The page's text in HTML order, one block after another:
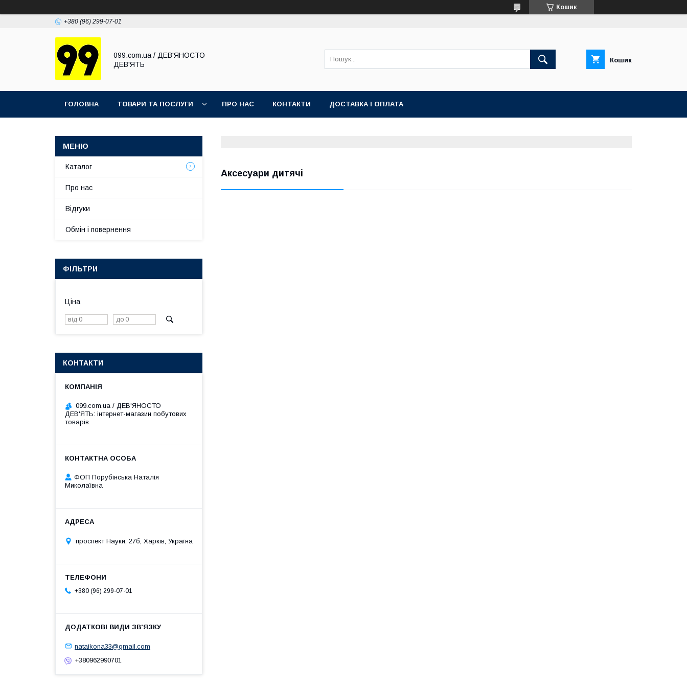
Кошик
+380 (96) 299-07-01
099.com.ua / ДЕВ'ЯНОСТО
ДЕВ'ЯТЬ
Кошик
ГОЛОВНА ТОВАРИ ТА ПОСЛУГИ ПРО НАС КОНТАКТИ ДОСТАВКА І ОПЛАТА
Аксесуари дитячі
Каталог
Про нас
Відгуки
Обмін і повернення
ФІЛЬТРИ
Ціна
КОНТАКТИ
099.com.ua / ДЕВ'ЯНОСТО
ДЕВ'ЯТЬ: інтернет-магазин побутових
товарів.
ФОП Порубінська Наталія
Миколаївна
проспект Науки, 27б, Харків, Україна
+380 (96) 299-07-01
nataikona33@gmail.com
+380962990701